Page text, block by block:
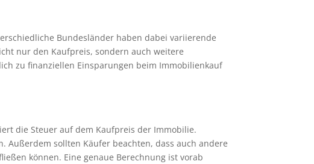
Bundesländer haben dabei variierende
nur den Kaufpreis, sondern auch weitere
zu finanziellen Einsparungen beim Immobilienkauf
die Steuer auf dem Kaufpreis der Immobilie.
Außerdem sollten Käufer beachten, dass auch andere
können. Eine genaue Berechnung ist vorab